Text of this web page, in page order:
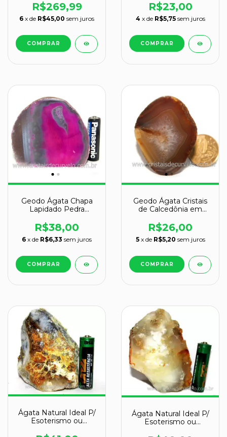
R$269,99
6 x de R$45,00 sem juros
R$23,00
4 x de R$5,75 sem juros
Geodo Ágata Chapa
Lapidado Pedra
R$38,00
6 x de R$6,33 sem juros
Geodo Ágata Cristais
de Calcedônia em
R$26,00
5 x de R$5,20 sem juros
Ágata Natural Ideal P/
Esoterismo ou
Ágata Natural Ideal P/
Esoterismo ou